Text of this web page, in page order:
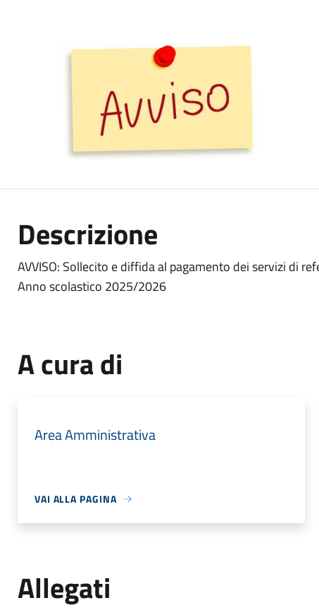
Descrizione
AVVISO: Sollecito e diffida al pagamento dei servizi di
Anno scolastico 2025/2026
A cura di
Area Amministrativa
VAI ALLA PAGINA
Allegati